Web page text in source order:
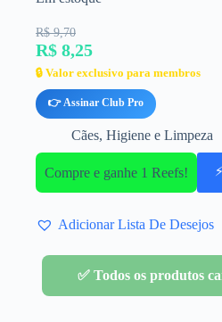
R$ 9,70
R$ 8,25
🔒 Valor exclusivo para membros
👉 Assinar Club Pro
Cães, Higiene e Limpeza
Compre e ganhe 1 Reefs!
Adicionar Lista De Desejos
✅ Todos os produtos